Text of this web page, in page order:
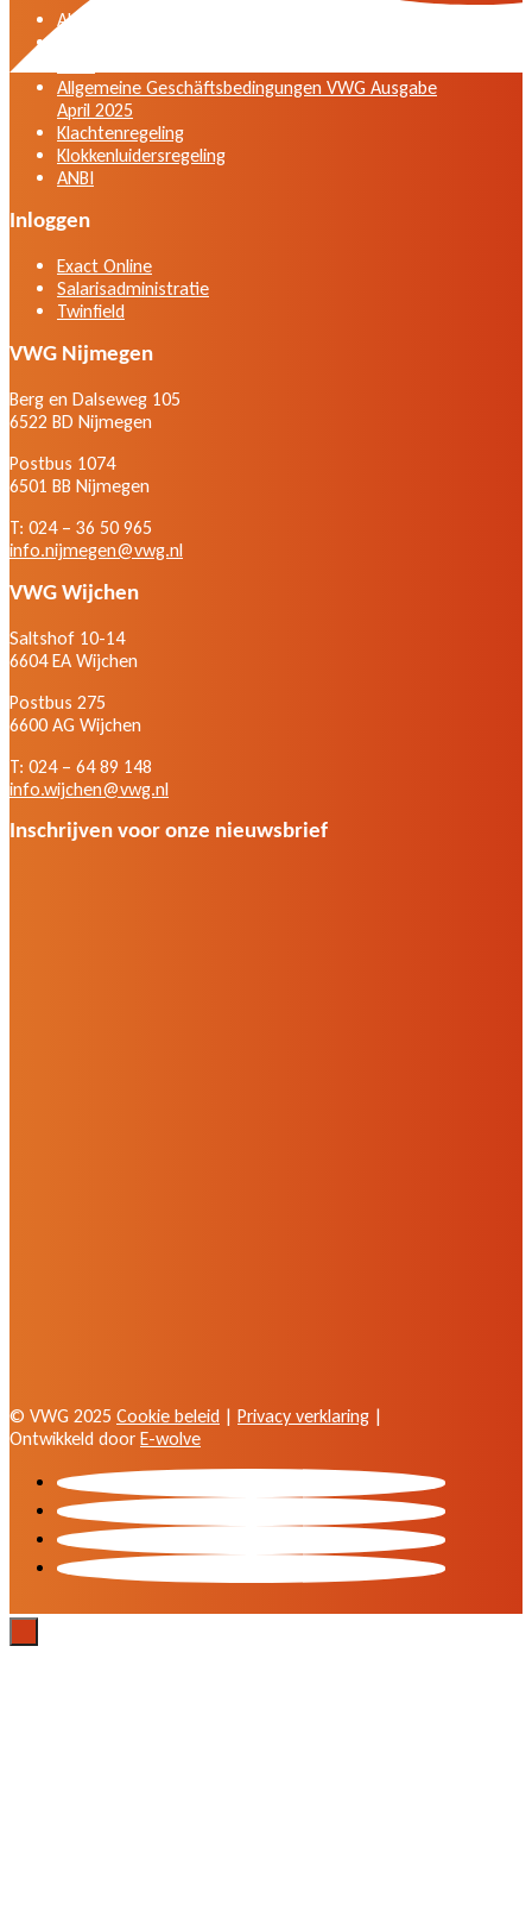
Algemene voorwaarden VWG versie april 2025
Allgemeine Geschäftsbedingungen VWG Ausgabe
April 2025
Klachtenregeling
Klokkenluidersregeling
ANBI
Inloggen
Exact Online
Salarisadministratie
Twinfield
VWG Nijmegen
Berg en Dalseweg 105
6522 BD Nijmegen
Postbus 1074
6501 BB Nijmegen
T: 024 – 36 50 965
info.nijmegen@vwg.nl
VWG Wijchen
Saltshof 10-14
6604 EA Wijchen
Postbus 275
6600 AG Wijchen
T: 024 – 64 89 148
info.wijchen@vwg.nl
Inschrijven voor onze nieuwsbrief
© VWG 2025 Cookie beleid | Privacy verklaring |
Ontwikkeld door E-wolve